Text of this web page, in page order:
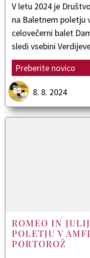
V letu 2024 je
na Baletnem poletju
celovečerni balet
sledi vsebini
Preberite novico
8. 8. 2024
ROMEO IN
POLETJU V
PORTOROŽ